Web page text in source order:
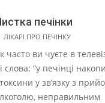
печінки
ЛІКАРІ ПРО ПЕЧІНКУ
часто ви чуєте в
слова: “у печінці
токсини у зв’язку з
неправильним